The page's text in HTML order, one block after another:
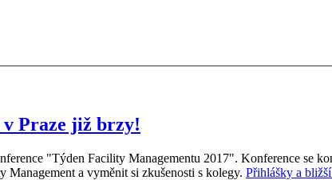
Praze již brzy!
"Týden Facility Managementu 2017". Konference se
Management a vyměnit si zkušenosti s kolegy. Přihlášky a